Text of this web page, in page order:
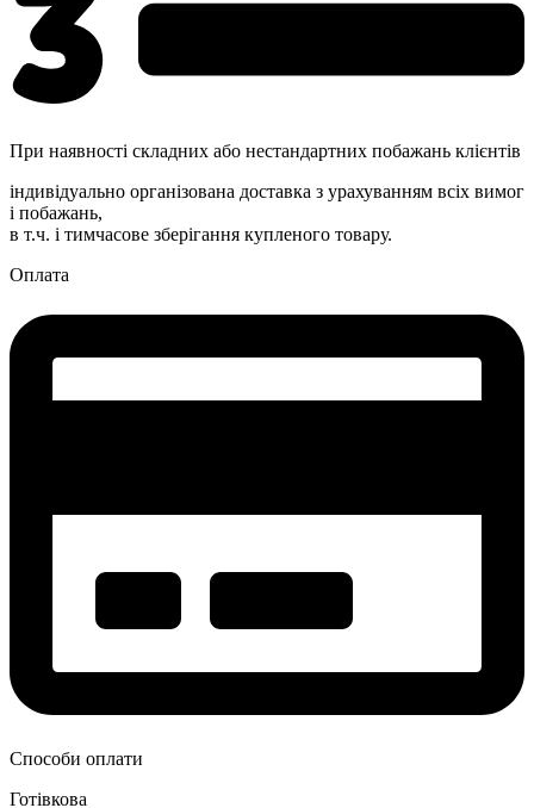
При наявності складних або нестандартних побажань клієнтів
індивідуально організована доставка з урахуванням всіх вимог
і побажань,
в т.ч. і тимчасове зберігання купленого товару.
Оплата
Способи оплати
Готівкова